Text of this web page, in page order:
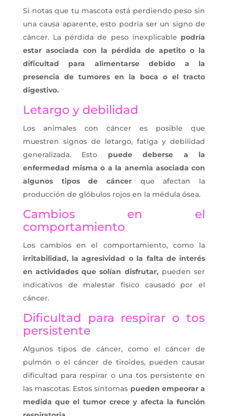
Si notas que tu mascota está perdiendo peso sin
una causa aparente, esto podría ser un signo de
cáncer. La pérdida de peso inexplicable podría
estar asociada con la pérdida de apetito o la
dificultad para alimentarse debido a la
presencia de tumores en la boca o el tracto
digestivo.
Letargo y debilidad
Los animales con cáncer es posible que
muestren signos de letargo, fatiga y debilidad
generalizada. Esto puede deberse a la
enfermedad misma o a la anemia asociada con
algunos tipos de cáncer que afectan la
producción de glóbulos rojos en la médula ósea.
Cambios en el
comportamiento
Los cambios en el comportamiento, como la
irritabilidad, la agresividad o la falta de interés
en actividades que solían disfrutar, pueden ser
indicativos de malestar físico causado por el
cáncer.
Dificultad para respirar o tos
persistente
Algunos tipos de cáncer, como el cáncer de
pulmón o el cáncer de tiroides, pueden causar
dificultad para respirar o una tos persistente en
las mascotas. Estos síntomas pueden empeorar a
medida que el tumor crece y afecta la función